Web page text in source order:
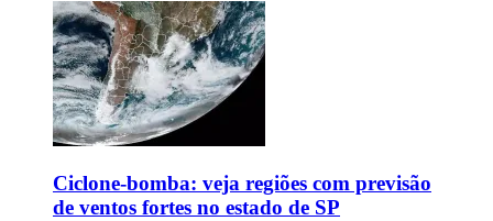
Ciclone-bomba: veja regiões com previsão
de ventos fortes no estado de SP